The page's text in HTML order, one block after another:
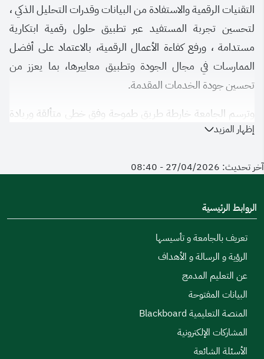
التقنيات الرقمية والاستفادة من البيانات وقدرات التحليل الذكي ،
لتحسين تجربة المستفيد عبر تطبيق حلول رقمية ابتكارية
مستدامة ، ورفع كفاءة الأعمال الرقمية، بالاعتماد على أفضل
الممارسات في مجال الجودة وتطبيق معاييرها، بما يعزز من
تحسين جودة الخدمات المقدمة.
وترسم الجامعة خارطة طريق طموحة وفق خطى متألقة وريادة
متجددة ، مبرهنة على مواصلة التزامها بضمان الاستدامة والتميز
مراكز متقدمة في مؤشر قطاع التعليم والتدريب في قياس التحول
اللامحدود من القيادة الرشيدة، والجهود المتواصلة التي تبذلها
الخدمات الرقمية.
إظهار المزيد
آخر تحديث: 27/04/2026 - 08:40
الروابط الرئيسية
تعريف بالجامعة و تأسيسها
الرؤية و الرسالة و الأهداف
عن التعليم المدمج
البيانات المفتوحة
المنصة التعليمية Blackboard
المشاركات الإلكترونية
الأسئلة الشائعة